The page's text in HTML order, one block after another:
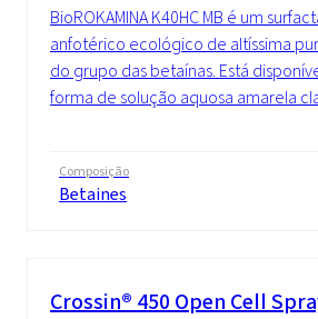
BioROKAMINA K40HC MB é um
anfotérico ecológico de altíssima
do grupo das betaínas. Está
forma de solução aquosa amarela
Composição
Betaines
Crossin® 450 Open Cell